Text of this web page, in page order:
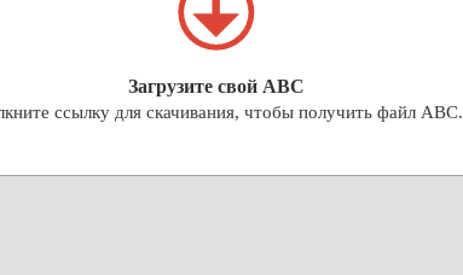
Загрузите свой ABC
ссылку для скачивания, чтобы получить файл ABC.